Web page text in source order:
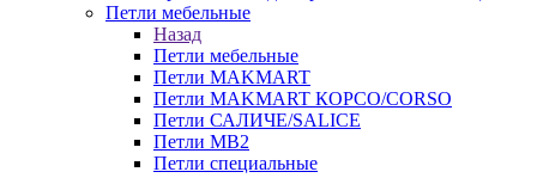
Петли мебельные
Назад
Петли мебельные
Петли MAKMART
Петли MAKMART КОРСО/CORSO
Петли САЛИЧЕ/SALICE
Петли MB2
Петли специальные